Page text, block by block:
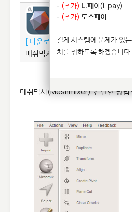
[ 다운로드 ][ 홈페이지 ]
메쉬믹서(Meshmixer)는 stl 파일
메쉬믹서(Meshmixer). 간단한 방법
- (추가) L.페이(L.pay)
- (추가) 토스페이
결제 시스템에 문제가 있
치를 취하도록 하겠습니다.